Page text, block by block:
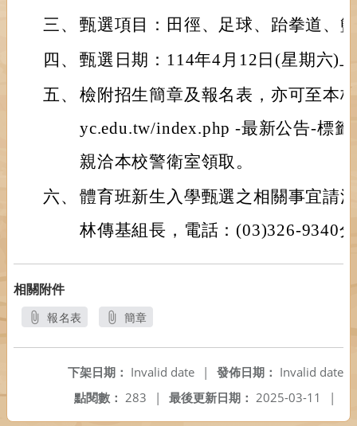
三、 甄選項目：田徑、足球、跆拳道、
四、 甄選日期：114年4月12日(星期六)
五、 檢附招生簡章及報名表，亦可至本
yc.edu.tw/index.php -最新公告-標
親洽本校警衛室領取。
六、 體育班新生入學甄選之相關事宜請
林傳基組長，電話：(03)326-9340
相關附件
報名表
簡章
發佈日期： Invalid date
下架日期： Invalid date
|
最後更新日期： 2025-03-11 |
點閱數： 283 |